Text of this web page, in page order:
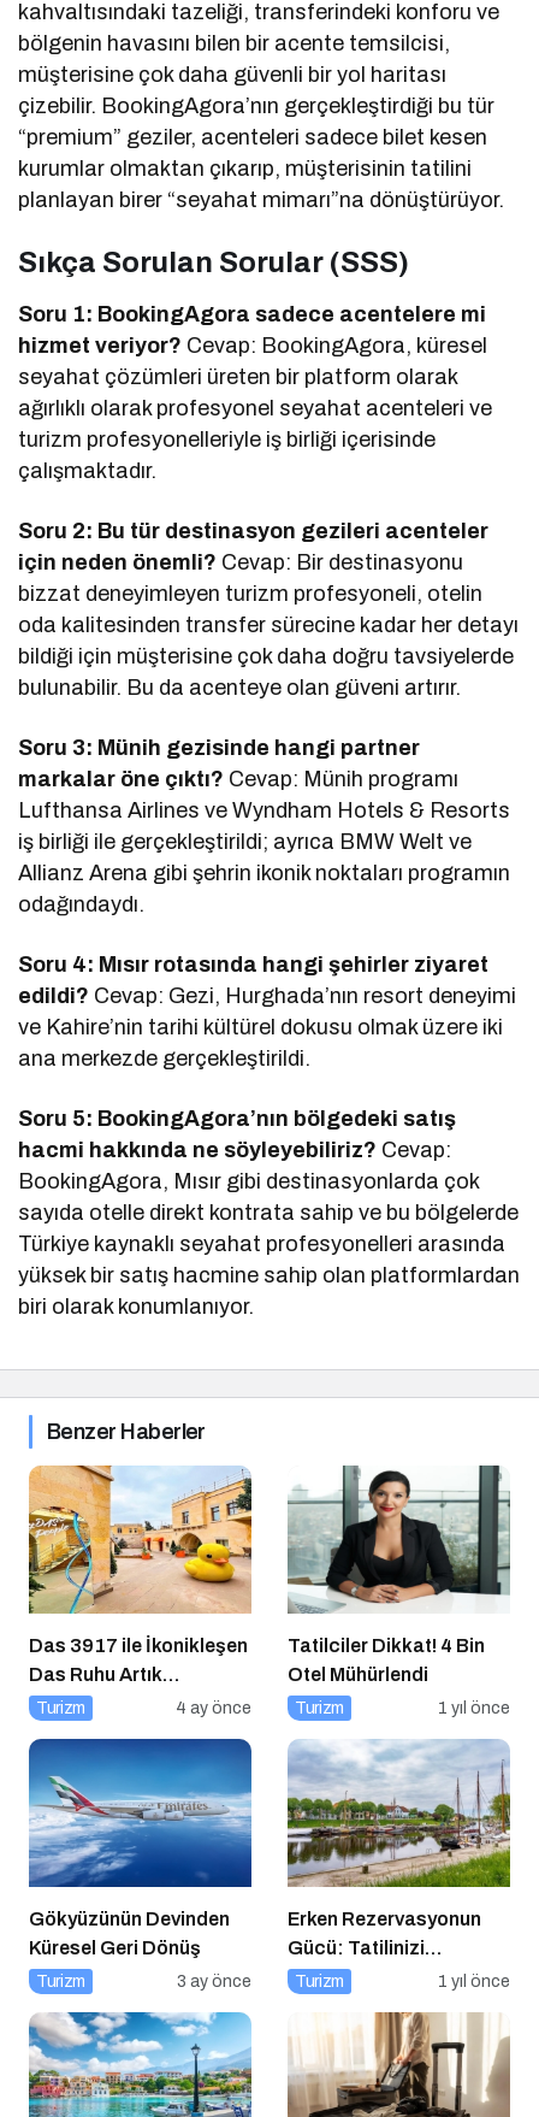
kahvaltısındaki tazeliği, transferindeki konforu ve
bölgenin havasını bilen bir acente temsilcisi,
müşterisine çok daha güvenli bir yol haritası
çizebilir. BookingAgora’nın gerçekleştirdiği bu tür
“premium” geziler, acenteleri sadece bilet kesen
kurumlar olmaktan çıkarıp, müşterisinin tatilini
planlayan birer “seyahat mimarı”na dönüştürüyor.
Sıkça Sorulan Sorular (SSS)
Soru 1: BookingAgora sadece acentelere mi
hizmet veriyor? Cevap: BookingAgora, küresel
seyahat çözümleri üreten bir platform olarak
ağırlıklı olarak profesyonel seyahat acenteleri ve
turizm profesyonelleriyle iş birliği içerisinde
çalışmaktadır.
Soru 2: Bu tür destinasyon gezileri acenteler
için neden önemli? Cevap: Bir destinasyonu
bizzat deneyimleyen turizm profesyoneli, otelin
oda kalitesinden transfer sürecine kadar her detayı
bildiği için müşterisine çok daha doğru tavsiyelerde
bulunabilir. Bu da acenteye olan güveni artırır.
Soru 3: Münih gezisinde hangi partner
markalar öne çıktı? Cevap: Münih programı
Lufthansa Airlines ve Wyndham Hotels & Resorts
iş birliği ile gerçekleştirildi; ayrıca BMW Welt ve
Allianz Arena gibi şehrin ikonik noktaları programın
odağındaydı.
Soru 4: Mısır rotasında hangi şehirler ziyaret
edildi? Cevap: Gezi, Hurghada’nın resort deneyimi
ve Kahire’nin tarihi kültürel dokusu olmak üzere iki
ana merkezde gerçekleştirildi.
Soru 5: BookingAgora’nın bölgedeki satış
hacmi hakkında ne söyleyebiliriz? Cevap:
BookingAgora, Mısır gibi destinasyonlarda çok
sayıda otelle direkt kontrata sahip ve bu bölgelerde
Türkiye kaynaklı seyahat profesyonelleri arasında
yüksek bir satış hacmine sahip olan platformlardan
biri olarak konumlanıyor.
Benzer Haberler
Das 3917 ile İkonikleşen
Das Ruhu Artık
Kapadokya’da
Turizm 4 ay önce
Tatilciler Dikkat! 4 Bin
Otel Mühürlendi
Turizm 1 yıl önce
Gökyüzünün Devinden
Küresel Geri Dönüş
Turizm 3 ay önce
Erken Rezervasyonun
Gücü: Tatilinizi
Planlayın, Avantajları
Turizm 1 yıl önce